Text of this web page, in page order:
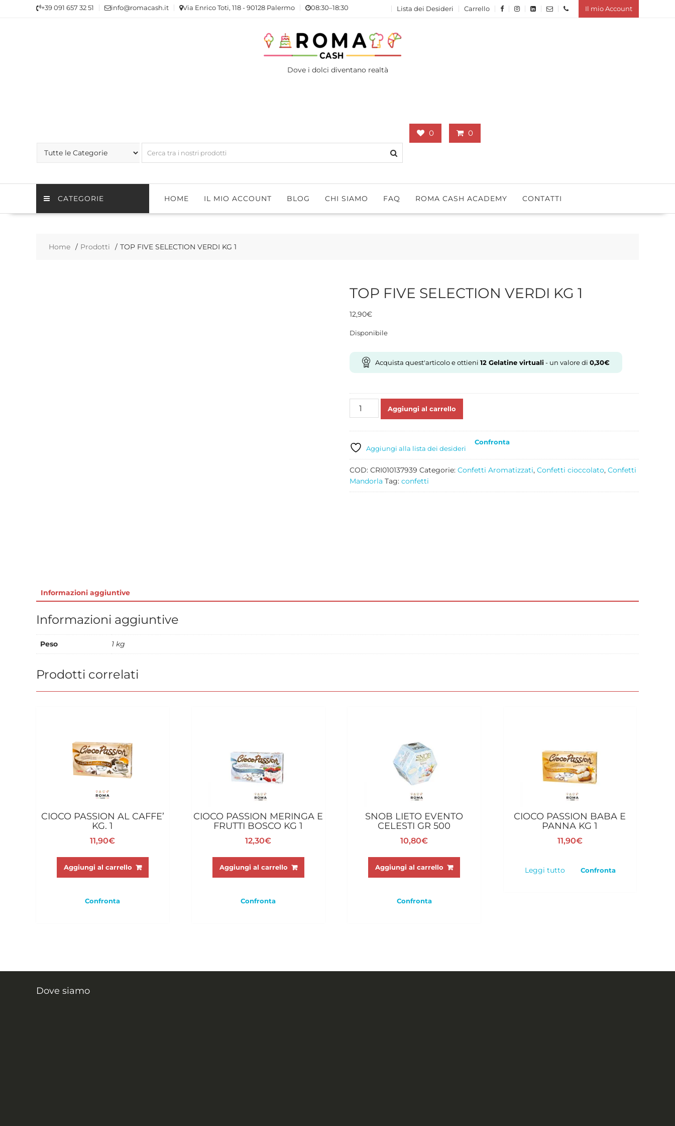
+39 091 657 32 51 info@romacash.it Via Enrico Toti, 118 - 90128 Palermo 08:30–18:30 Lista dei Desideri Carrello Il mio Account
Dove i dolci diventano realtà
0 0
CATEGORIE HOME IL MIO ACCOUNT BLOG CHI SIAMO FAQ ROMA CASH ACADEMY CONTATTI
Home Prodotti TOP FIVE SELECTION VERDI KG 1
TOP FIVE SELECTION VERDI KG 1
12,90€
Disponibile
Acquista quest'articolo e ottieni 12 Gelatine virtuali- un valore di 0,30€
TOP
KG
1
quantità
Aggiungi al carrello
Aggiungi alla lista dei desideri
Confronta
COD: CRI010137939 Categorie: Confetti Aromatizzati, Confetti cioccolato, Confetti
Mandorla Tag: confetti
Informazioni aggiuntive
Informazioni aggiuntive
Peso 1 kg
Prodotti correlati
CIOCO PASSION AL CAFFE’
KG. 1
11,90€
Aggiungi al carrello
Confronta
CIOCO PASSION MERINGA E
FRUTTI BOSCO KG 1
12,30€
Aggiungi al carrello
Confronta
SNOB LIETO EVENTO
CELESTI GR 500
10,80€
Aggiungi al carrello
Confronta
CIOCO PASSION BABA E
PANNA KG 1
11,90€
Leggi tutto Confronta
Dove siamo